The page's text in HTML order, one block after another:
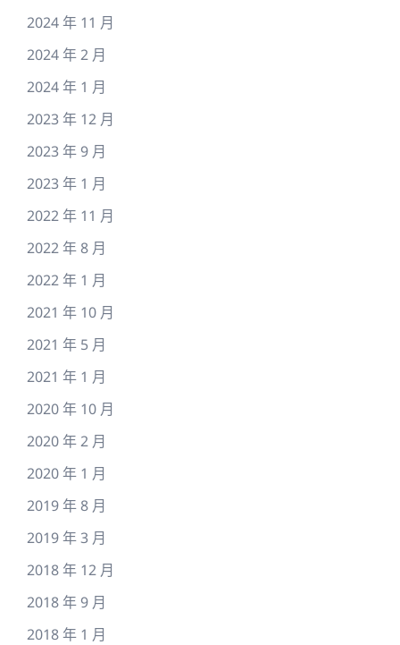
2024 年 11 月
2024 年 2 月
2024 年 1 月
2023 年 12 月
2023 年 9 月
2023 年 1 月
2022 年 11 月
2022 年 8 月
2022 年 1 月
2021 年 10 月
2021 年 5 月
2021 年 1 月
2020 年 10 月
2020 年 2 月
2020 年 1 月
2019 年 8 月
2019 年 3 月
2018 年 12 月
2018 年 9 月
2018 年 1 月